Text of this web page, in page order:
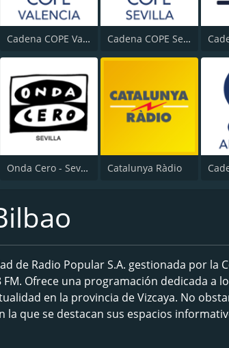
Cadena COPE Valencia Cadena COPE Sevilla
Onda Cero - Sevilla Catalunya Ràdio
de Radio Popular S.A. gestionada por la
Ofrece una programación dedicada a
en la provincia de Vizcaya. No
la que se destacan sus espacios